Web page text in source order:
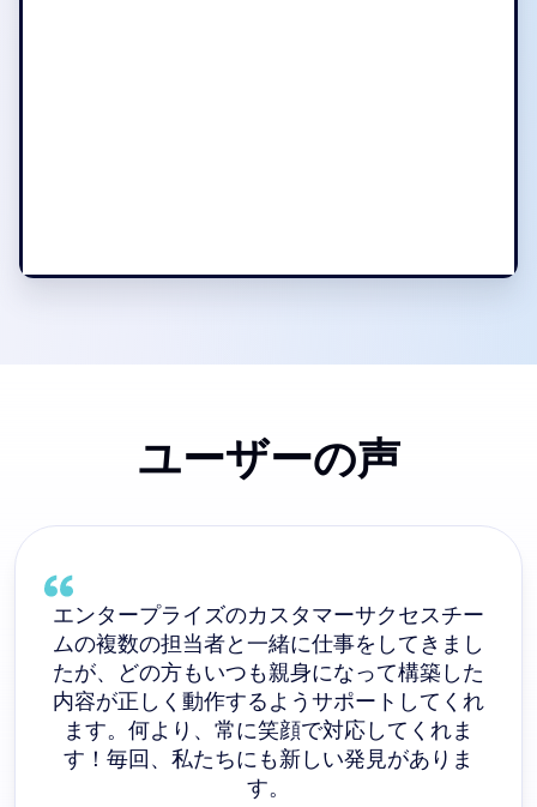
ユーザーの声
エンタープライズのカスタマーサクセスチー
ムの複数の担当者と一緒に仕事をしてきまし
たが、どの方もいつも親身になって構築した
内容が正しく動作するようサポートしてくれ
ます。何より、常に笑顔で対応してくれま
す！毎回、私たちにも新しい発見がありま
す。